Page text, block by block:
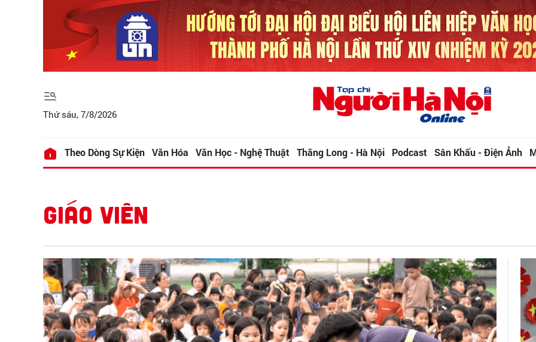
Thứ sáu, 7/8/2026
Theo Dòng Sự Kiện Văn Hóa Văn Học - Nghệ Thuật Thăng Long - Hà Nội Podcast Sân Khấu - Điện Ảnh
GIÁO VIÊN